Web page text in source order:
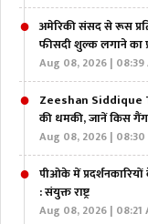
अमेरिकी संसद से रूस
फीसदी शुल्क लगाने का
Aug 08, 2026 | 08:39
Zeeshan Siddique
की धमकी, जानें किस
Aug 08, 2026 | 08:30
पीओके में
: संयुक्त राष्ट्र
Aug 08, 2026 | 08:21